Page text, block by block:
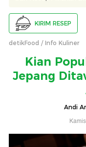
KIRIM RESEP
detikFood Info Kuliner
Kian
Jepang
Andi